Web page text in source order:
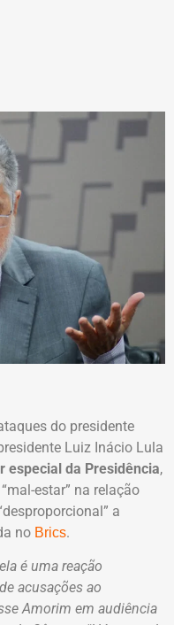
do presidente
Luiz Inácio Lula
especial da Presidência,
estar” na relação
a
no Brics.
é uma reação
acusações ao
Amorim em audiência